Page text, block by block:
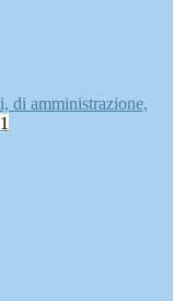
di amministrazione,
1